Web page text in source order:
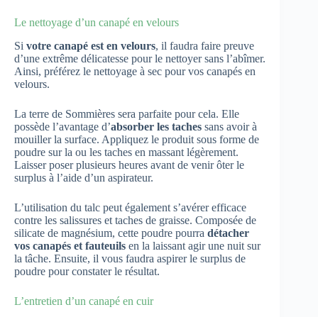
Le nettoyage d’un canapé en velours
Si votre canapé est en velours, il faudra faire preuve
d’une extrême délicatesse pour le nettoyer sans l’abîmer.
Ainsi, préférez le nettoyage à sec pour vos canapés en
velours.
La terre de Sommières sera parfaite pour cela. Elle
possède l’avantage d’absorber les taches sans avoir à
mouiller la surface. Appliquez le produit sous forme de
poudre sur la ou les taches en massant légèrement.
Laisser poser plusieurs heures avant de venir ôter le
surplus à l’aide d’un aspirateur.
L’utilisation du talc peut également s’avérer efficace
contre les salissures et taches de graisse. Composée de
silicate de magnésium, cette poudre pourra détacher
vos canapés et fauteuils en la laissant agir une nuit sur
la tâche. Ensuite, il vous faudra aspirer le surplus de
poudre pour constater le résultat.
L’entretien d’un canapé en cuir